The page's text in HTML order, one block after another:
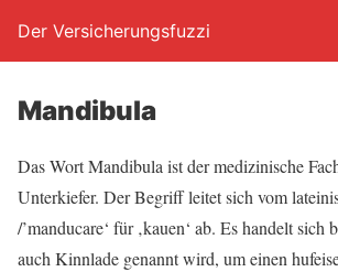
Der Versicherungsfuzzi
Man­di­bu­la
Das Wort Man­di­bu­la ist der medi­zi­ni­sche
Unter­kie­fer. Der Begriff lei­tet sich vom
/’manducare‘ für ‚kau­en‘ ab. Es han­delt sich
auch Kinn­la­de genannt wird, um einen